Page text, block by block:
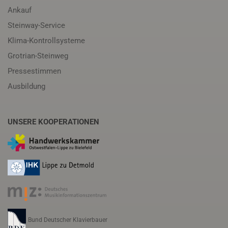
Ankauf
Steinway-Service
Klima-Kontrollsysteme
Grotrian-Steinweg
Pressestimmen
Ausbildung
UNSERE KOOPERATIONEN
Bund Deutscher Klavierbauer